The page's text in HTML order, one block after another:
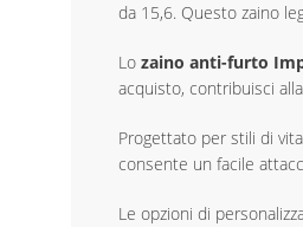
da 15,6. Questo zaino
Lo zaino anti-furto
acquisto, contribuisci
Progettato per stili di
consente un facile
Le opzioni di